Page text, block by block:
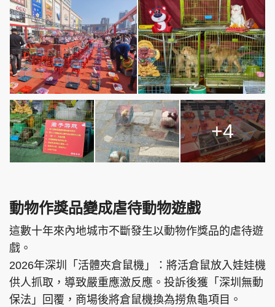
+4
動物作獎品變成虐待動物遊戲
這數十年來內地城市不斷發生以動物作獎品的虐待遊
戲。
2026年深圳「活體夾倉鼠機」：將活倉鼠放入娃娃機
供人抓取，導致嚴重應激反應。投訴後獲「深圳無動
保法」回覆，商場後將倉鼠機換為撈魚龜項目。